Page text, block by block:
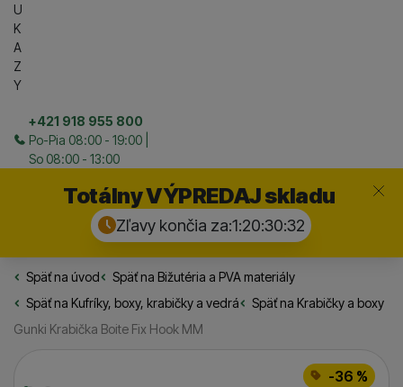
U
K
A
Z
Y
+421 918 955 800
Po-Pia 08:00 - 19:00 |
So 08:00 - 13:00
Totálny VÝPREDAJ skladu
Zľavy končia za:1:20:30:31
Zavrieť
Späť na úvodRybarske.sk
Späť na Bižutéria a PVA materiály
Späť na Kufríky, boxy, krabičky a vedrá Späť na Krabičky a boxy
Gunki Krabička Boite Fix Hook MM
-36 %